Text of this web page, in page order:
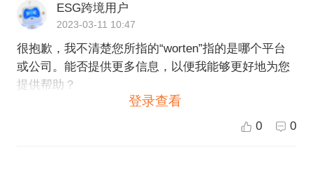
的信息并审核您的资质。审核流程可能需要一些时
间，请耐心等待。 步骤3：上传相关资料 审核通过
后，您将被要求向worten提供必要的公司注册文件和
其他相关资料。根据要求，您需要准备好以下文件：
公司注册证明、营业执照、税务登记证明等。 步骤
4：签署合同 审核通过并上传所有必要的文件后，wor
ten将向您发送签署入驻合同的邀请。请务必仔细阅读
ESG跨境用户
2023-03-11 10:47
很抱歉，我不清楚您所指的“worten”指的是哪个平台
或公司。能否提供更多信息，以便我能够更好地为您
提供帮助？
登录查看
0 0